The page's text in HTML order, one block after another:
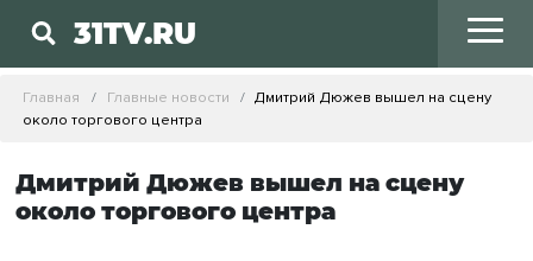
31TV.RU
Главная Главные новости
Дмитрий Дюжев вышел на сцену
около торгового центра
Дмитрий Дюжев вышел на сцену
около торгового центра